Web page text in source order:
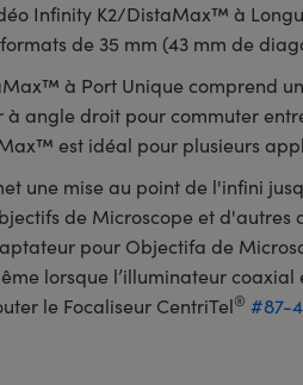
Infinity K2/DistaMax™ à
de 35 mm (43 mm de
à Port Unique comprend
angle droit pour commuter
est idéal pour plusieurs
une mise au point de l'infini
de Microscope et d'autres
pour Objectifa de
lorsque l’illuminateur
le Focaliseur CentriTel® #87-